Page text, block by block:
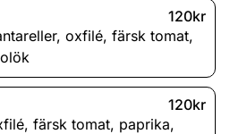
120kr
, oxfilé, färsk tomat,
120kr
, färsk tomat, paprika,